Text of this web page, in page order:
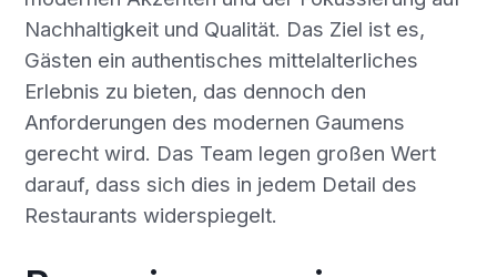
Nachhaltigkeit und Qualität. Das Ziel ist es,
Gästen ein authentisches mittelalterliches
Erlebnis zu bieten, das dennoch den
Anforderungen des modernen Gaumens
gerecht wird. Das Team legen großen Wert
darauf, dass sich dies in jedem Detail des
Restaurants widerspiegelt.